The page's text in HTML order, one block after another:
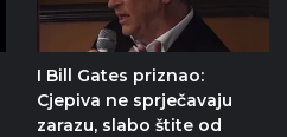
I Bill Gates priznao:
Cjepiva ne sprječavaju
zarazu, slabo štite od